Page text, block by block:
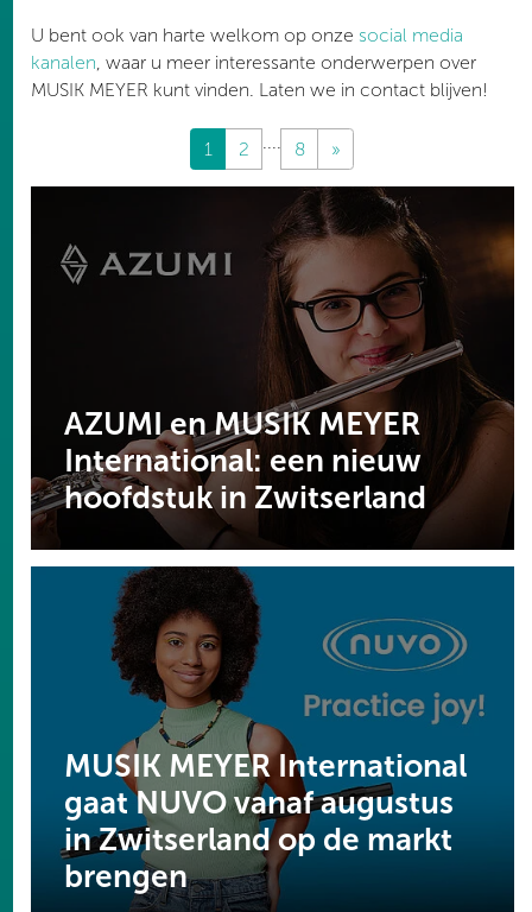
U bent ook van harte welkom op onze social media
kanalen , waar u meer interessante onderwerpen over
MUSIK MEYER kunt vinden. Laten we in contact blijven!
1 2 8 »
AZUMI en MUSIK MEYER
International: een nieuw
hoofdstuk in Zwitserland
MUSIK MEYER International
gaat NUVO vanaf augustus
in Zwitserland op de markt
brengen